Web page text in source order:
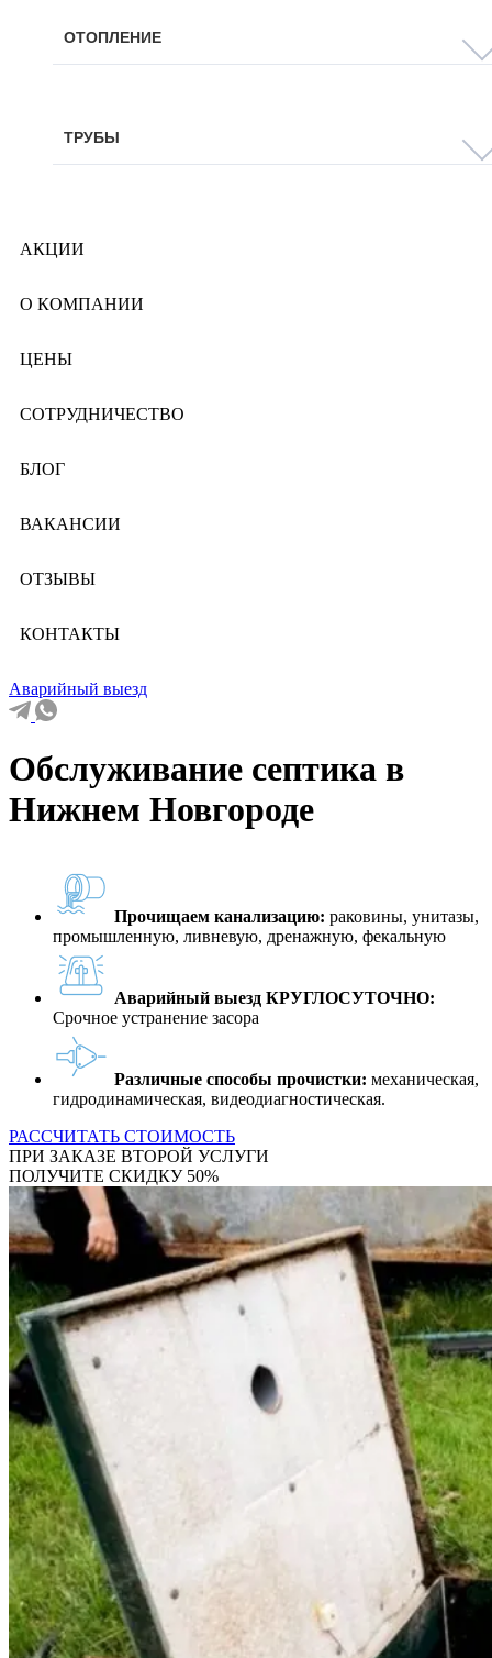
ОТОПЛЕНИЕ
ТРУБЫ
АКЦИИ
О КОМПАНИИ
ЦЕНЫ
СОТРУДНИЧЕСТВО
БЛОГ
ВАКАНСИИ
ОТЗЫВЫ
КОНТАКТЫ
Аварийный выезд
Обслуживание септика в
Нижнем Новгороде
Прочищаем канализацию: раковины, унитазы,
промышленную, ливневую, дренажную, фекальную
Аварийный выезд КРУГЛОСУТОЧНО:
Срочное устранение засора
Различные способы прочистки: механическая,
гидродинамическая, видеодиагностическая.
РАССЧИТАТЬ СТОИМОСТЬ
ПРИ ЗАКАЗЕ ВТОРОЙ УСЛУГИ
ПОЛУЧИТЕ СКИДКУ 50%